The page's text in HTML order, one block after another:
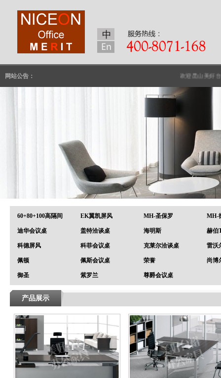
网站公告： 欢迎昆山美好
60+80+100高隔间 EK翼凯屏风 MH-圣保罗 MH-
迪华会议桌 盖特洽谈桌 海明斯 赫伯
科德屏风 科菲会议桌 克莱尔洽谈桌 雷沃
佩顿 佩斯会议桌 荣誉 尚博
御圣 紫罗兰 尊爵会议桌
产品展示